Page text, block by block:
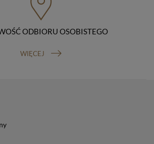
Stawki 2, 00-193 Warszawa) oraz
zgody na przetwarzanie danych
prawo cofnięcia zgody na
nie ma wpływu na zgodność z prawem
którego dokonano na podstawie Twojej
Ciebie danych jest dobrowolne. Jeżeli
nie będziesz mógł przeglądać
podejmowanie decyzji
są wykorzystywane pliki cookies.
ODBIORU OSOBISTEGO
WIĘCEJ